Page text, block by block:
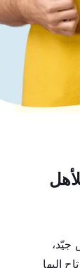
جيّد،
إليها